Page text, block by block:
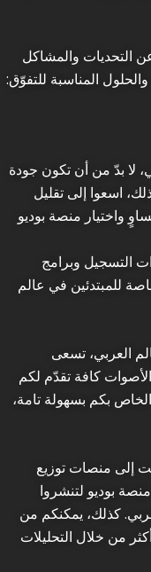
التحديات والمشاكل
المناسبة للتفوّق:
لا بدّ من أن تكون جودة
اسعوا إلى تقليل
واختيار منصة بوديو
التسجيل وبرامج
للمبتدئين في عالم
العربي، تسعى
كافة تقدّم لكم
بكم بسهولة تامة،
إلى منصات توزيع
بوديو لتنشروا
كذلك، يمكنكم من
من خلال التحليلات